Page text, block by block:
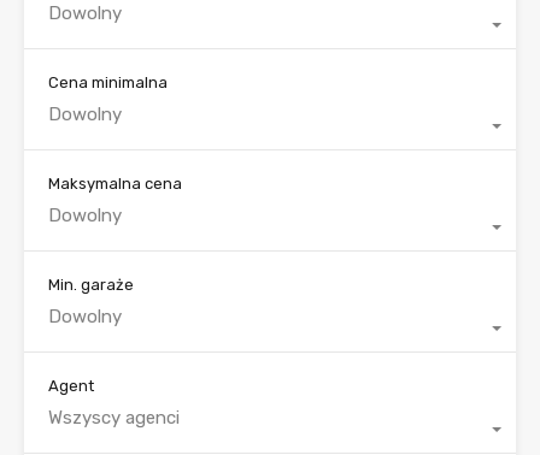
Dowolny
Cena minimalna
Dowolny
Maksymalna cena
Dowolny
Min. garaże
Dowolny
Agent
Wszyscy agenci